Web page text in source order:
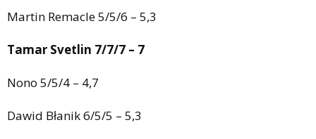
Martin Remacle 5/5/6 – 5,3
Tamar Svetlin 7/7/7 – 7
Nono 5/5/4 – 4,7
Dawid Błanik 6/5/5 – 5,3